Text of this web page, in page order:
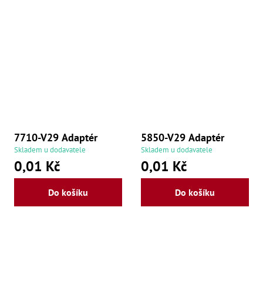
7710-V29 Adaptér
Skladem u dodavatele
0,01 Kč
Do košíku
5850-V29 Adaptér
Skladem u dodavatele
0,01 Kč
Do košíku